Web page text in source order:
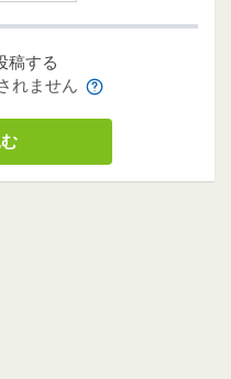
稿する
れません